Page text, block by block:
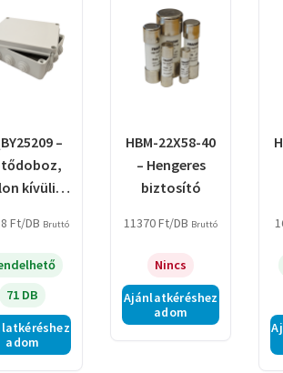
–
kívüli,
Ft/DB Bruttó
71 DB
adom
HBM-22X58-40
– Hengeres
biztosító
11370Ft/DB Bruttó
Nincs
Ajánlatkéréshez
adom